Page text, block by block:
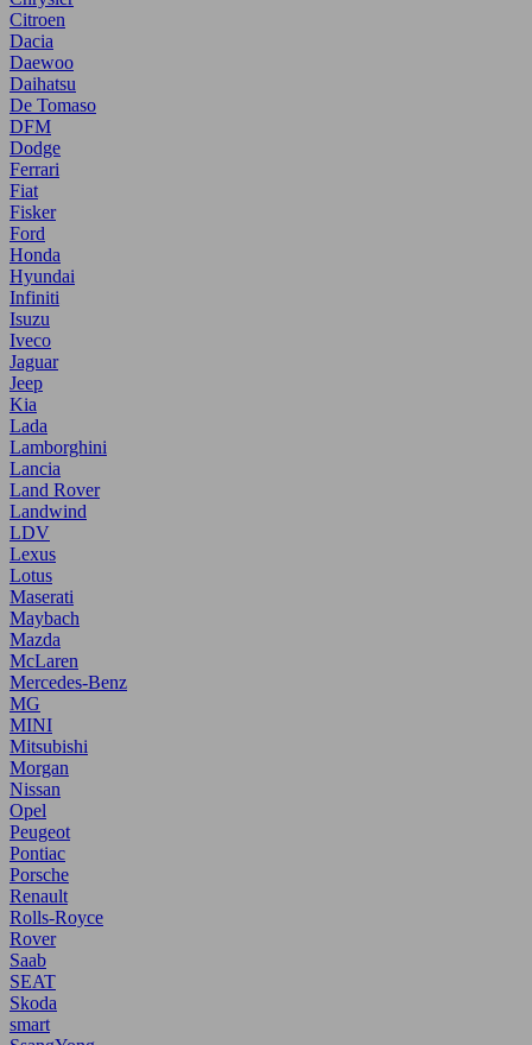
Citroen
Dacia
Daewoo
Daihatsu
De Tomaso
DFM
Dodge
Ferrari
Fiat
Fisker
Ford
Honda
Hyundai
Infiniti
Isuzu
Iveco
Jaguar
Jeep
Kia
Lada
Lamborghini
Lancia
Land Rover
Landwind
LDV
Lexus
Lotus
Maserati
Maybach
Mazda
McLaren
Mercedes-Benz
MG
MINI
Mitsubishi
Morgan
Nissan
Opel
Peugeot
Pontiac
Porsche
Renault
Rolls-Royce
Rover
Saab
SEAT
Skoda
smart